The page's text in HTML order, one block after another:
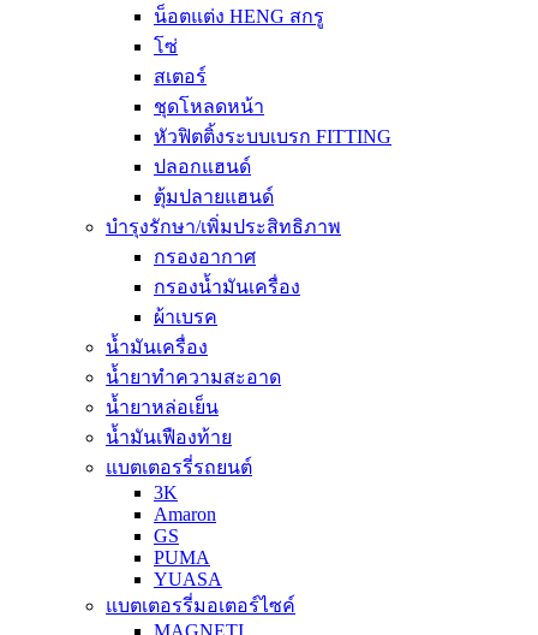
น็อตแต่ง HENG สกรู
โซ่
สเตอร์
ชุดโหลดหน้า
หัวฟิตติ้งระบบเบรก FITTING
ปลอกแฮนด์
ตุ้มปลายแฮนด์
บำรุงรักษา/เพิ่มประสิทธิภาพ
กรองอากาศ
กรองน้ำมันเครื่อง
ผ้าเบรค
น้ำมันเครื่อง
น้ำยาทำความสะอาด
น้ำยาหล่อเย็น
น้ำมันเฟืองท้าย
แบตเตอรรี่รถยนต์
3K
Amaron
GS
PUMA
YUASA
แบตเตอรรี่มอเตอร์ไซค์